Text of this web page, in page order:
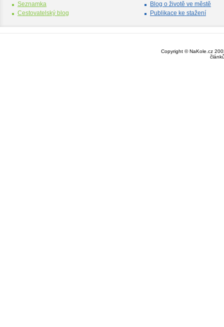
Seznamka
Cestovatelský blog
Blog o životě ve městě
Publikace ke stažení
Copyright © NaKole.cz